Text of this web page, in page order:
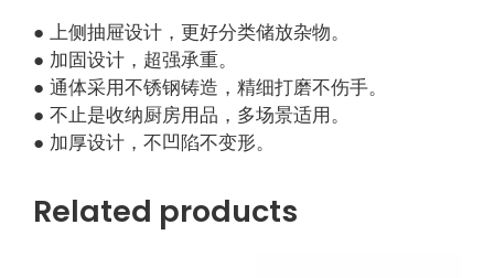
● 上侧抽屉设计，更好分类储放杂物。
● 加固设计，超强承重。
● 通体采用不锈钢铸造，精细打磨不伤手。
● 不止是收纳厨房用品，多场景适用。
● 加厚设计，不凹陷不变形。
Related products